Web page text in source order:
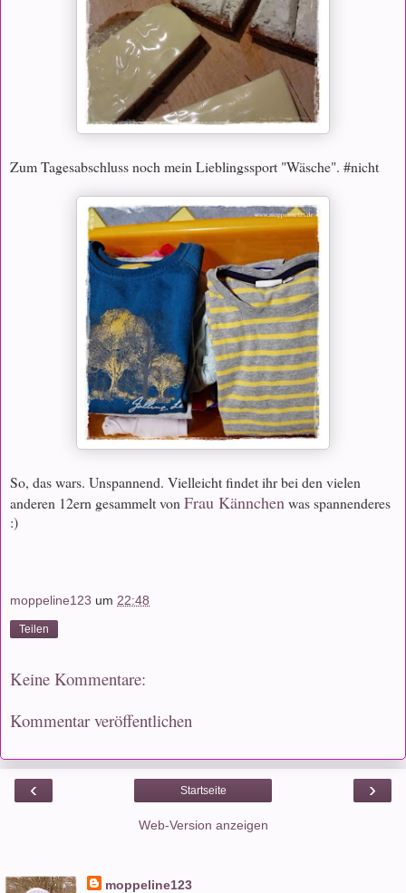
Zum Tagesabschluss noch mein Lieblingssport "Wäsche". #nicht
So, das wars. Unspannend. Vielleicht findet ihr bei den vielen
anderen 12ern gesammelt vonFrau Kännchenwas spannenderes
:)
moppeline123 um 22:48
Teilen
Keine Kommentare:
Kommentar veröffentlichen
‹ ›
Startseite
Web-Version anzeigen
moppeline123